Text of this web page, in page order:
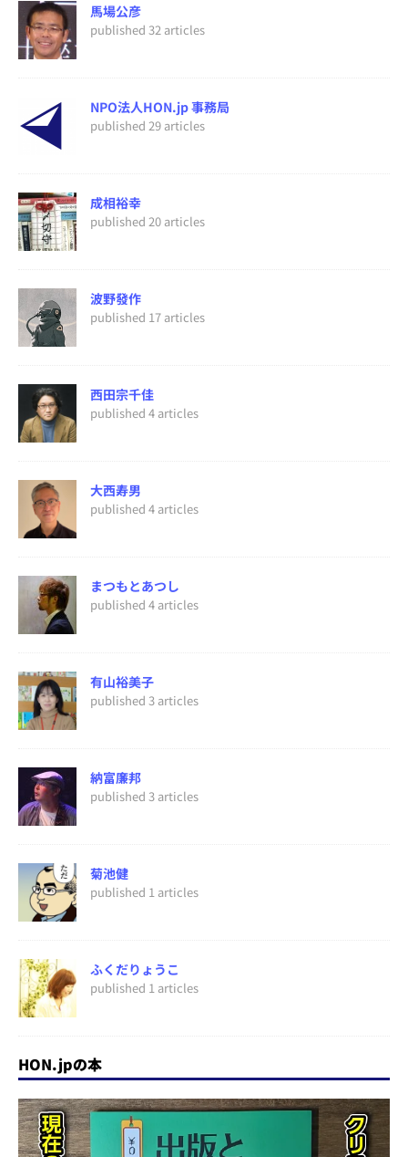
馬場公彦
published 32 articles
NPO法人HON.jp 事務局
published 29 articles
成相裕幸
published 20 articles
波野發作
published 17 articles
西田宗千佳
published 4 articles
大西寿男
published 4 articles
まつもとあつし
published 4 articles
有山裕美子
published 3 articles
納富廉邦
published 3 articles
菊池健
published 1 articles
ふくだりょうこ
published 1 articles
HON.jpの本